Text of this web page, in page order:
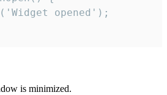
opened');
is minimized.